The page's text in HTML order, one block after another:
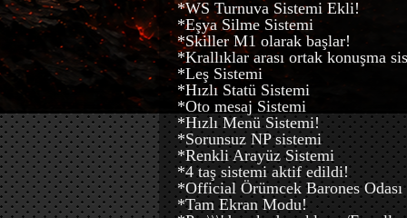
*WS Turnuva Sistemi Ekli!
*Eşya Silme Sistemi
*Skiller M1 olarak başlar!
*Krallıklar arası ortak konuşma
*Leş Sistemi
*Hızlı Statü Sistemi
*Oto mesaj Sistemi
*Hızlı Menü Sistemi!
*Sorunsuz NP sistemi
*Renkli Arayüz Sistemi
*4 taş sistemi aktif edildi!
*Official Örümcek Barones
*Tam Ekran Modu!